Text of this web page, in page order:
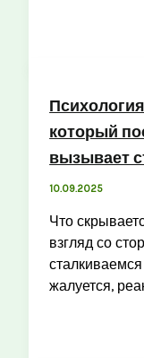
который
вызывает
10.09.2025
Что
взгляд со
жалуется,